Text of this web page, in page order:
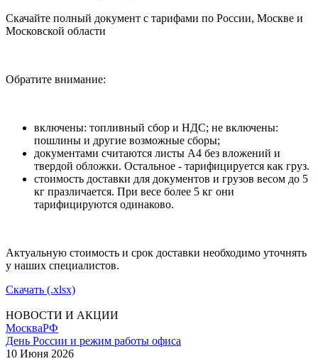
Скачайте полный документ с тарифами по России, Москве и
Московской области
Обратите внимание:
включены: топливный сбор и НДС; не включены:
пошлины и другие возможные сборы;
документами считаются листы А4 без вложений и
твердой обложки. Остальное - тарифицируется как груз.
стоимость доставки для документов и грузов весом до 5
кг празличается. При весе более 5 кг они
тарифицируются одинаково.
Актуальную стоимость и срок доставки необходимо уточнять
у наших специалистов.
Скачать (.xlsx)
НОВОСТИ И АКЦИИ
МоскваРФ
День России и режим работы офиса
10 Июня 2026